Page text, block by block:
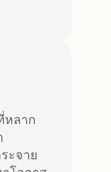
หลาก
ะจาย